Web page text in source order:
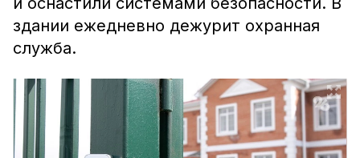
здании ежедневно дежурит охранная
служба.